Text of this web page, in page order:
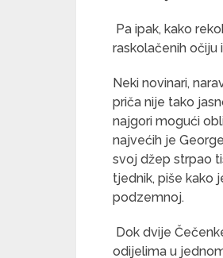
Pa ipak, kako
raskolačenih očiju
Neki novinari,
priča nije tako
najgori mogući
najvećih je
svoj džep strpao
tjednik, piše kako
podzemnoj.
Dok dvije
odijelima u